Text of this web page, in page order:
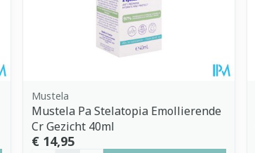
Mustela
Mustela Pa Stelatopia Emollierende
Cr Gezicht 40ml
€ 14,95